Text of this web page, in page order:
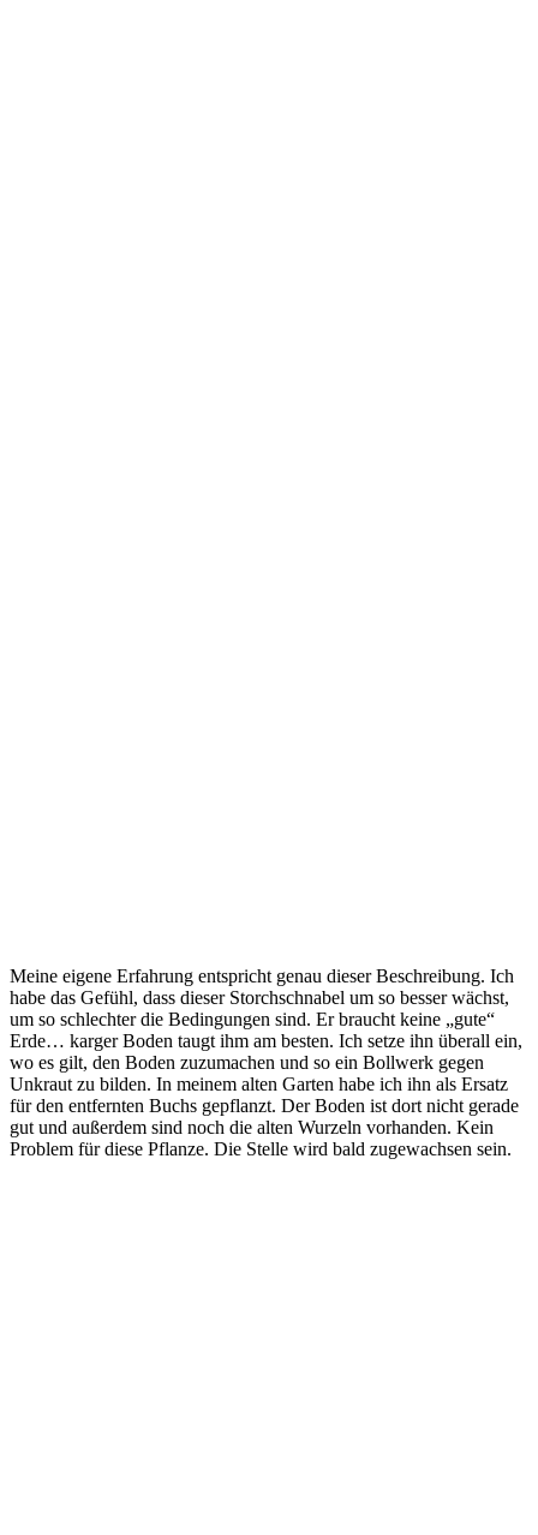
Meine eigene Erfahrung entspricht genau dieser Beschreibung. Ich
habe das Gefühl, dass dieser Storchschnabel um so besser wächst,
um so schlechter die Bedingungen sind. Er braucht keine „gute“
Erde… karger Boden taugt ihm am besten. Ich setze ihn überall ein,
wo es gilt, den Boden zuzumachen und so ein Bollwerk gegen
Unkraut zu bilden. In meinem alten Garten habe ich ihn als Ersatz
für den entfernten Buchs gepflanzt. Der Boden ist dort nicht gerade
gut und außerdem sind noch die alten Wurzeln vorhanden. Kein
Problem für diese Pflanze. Die Stelle wird bald zugewachsen sein.